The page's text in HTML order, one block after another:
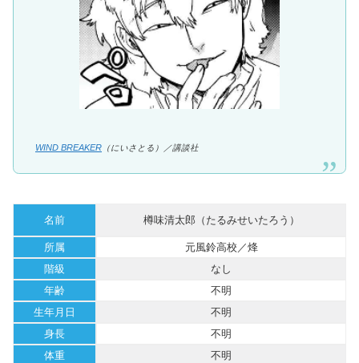
WIND BREAKER （にいさとる）／講談社
名前 樽味清太郎（たるみせいたろう）
所属
元風鈴高校／烽
階級
なし
年齢
不明
生年月日
不明
身長
不明
体重
不明